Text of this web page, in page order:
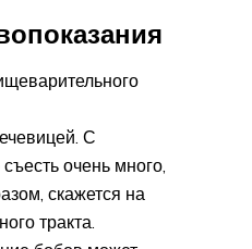
С
очень много,
скажется на
тракта.